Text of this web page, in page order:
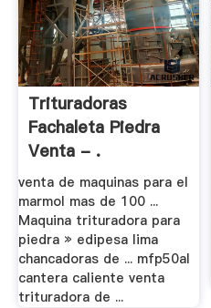
Trituradoras
Fachaleta Piedra
Venta - .
venta de maquinas para el
marmol mas de 100 ...
Maquina trituradora para
piedra » edipesa lima
chancadoras de ... mfp50al
cantera caliente venta
trituradora de ...